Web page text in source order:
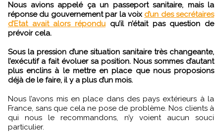
Nous avions appelé ça un passeport sanitaire, mais la
réponse du gouvernement par la voix d’un des secrétaires
d’Etat avait alors répondu qu’il n’était pas question de
prévoir cela.
Sous la pression d’une situation sanitaire très changeante,
l’exécutif a fait évoluer sa position. Nous sommes d’autant
plus enclins à le mettre en place que nous proposions
déjà de le faire, il y a plus d’un mois.
Nous l’avons mis en place dans des pays extérieurs à la
France, sans que cela ne pose de problème. Nos clients à
qui nous le recommandons, n’y voient aucun souci
particulier.